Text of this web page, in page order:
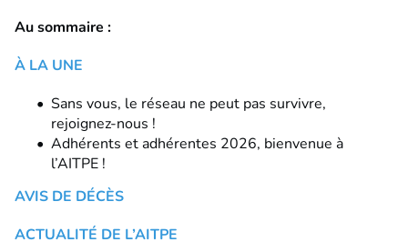
Au sommaire :
À LA UNE
Sans vous, le réseau ne peut pas survivre,
rejoignez-nous !
Adhérents et adhérentes 2026, bienvenue à
l’AITPE !
AVIS DE DÉCÈS
ACTUALITÉ DE L’AITPE